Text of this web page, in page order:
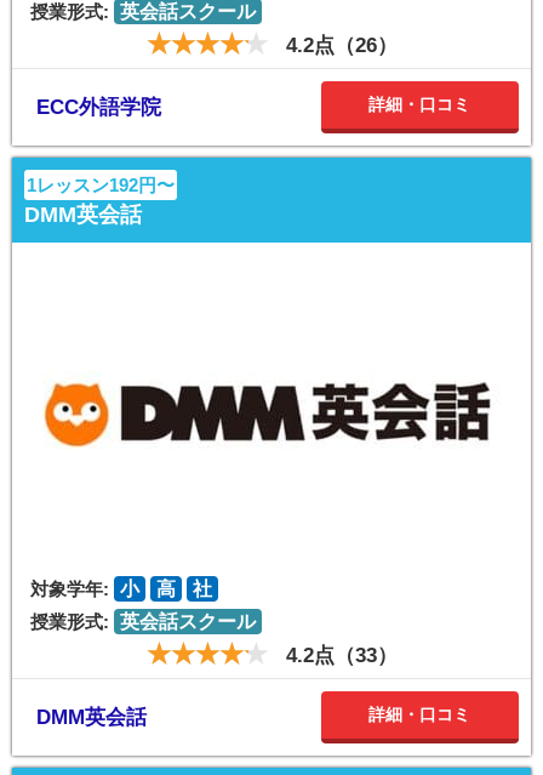
授業形式: 英会話スクール
4.2点（26）
ECC外語学院 詳細・口コミ
1レッスン192円〜
DMM英会話
対象学年: 小 高
社
授業形式: 英会話スクール
4.2点（33）
DMM英会話 詳細・口コミ